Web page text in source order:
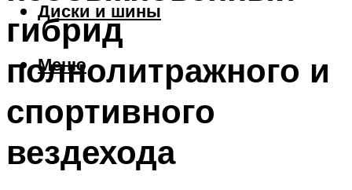
Диски и шины
Меню
гибрид
полнолитражного и
спортивного
вездехода